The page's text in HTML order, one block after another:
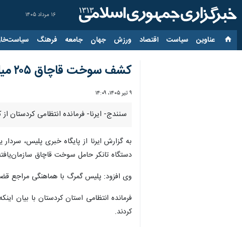
۱۶ مرداد ۱۴۰۵
عناوین‌ سیاست اقتصاد ورزش جهان جامعه فرهنگ
کشف سوخت قاچاق ۲۰۵ میلیارد ریالی در مرز باشماق مریوان
۹ تیر ۱۴۰۵، ۱۴:۰۹
سنندج- ایرنا- فرمانده انتظامی کردستان از کشف ۱۸۰ هزار لیتر مشتقات نفتی قاچاق به ارزش ۲۰۵ میلیارد ریال در مرز
به گزارش ایرنا از پایگاه خبری پلیس،
دستگاه تانکر حامل سوخت قاچاق
وی افزود: پلیس گمرگ با هماهنگی مراجع قضایی این سه
کردند.